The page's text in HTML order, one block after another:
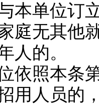
单位订立
无其他就
人的。
照本条第
用人员的